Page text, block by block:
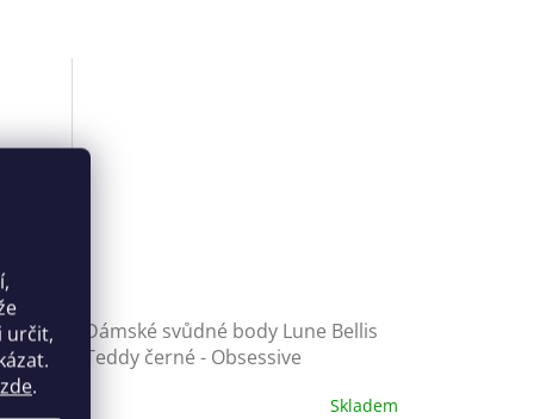
určit,
zde.
Dámské svůdné body Lune Bellis
Teddy černé - Obsessive
Skladem